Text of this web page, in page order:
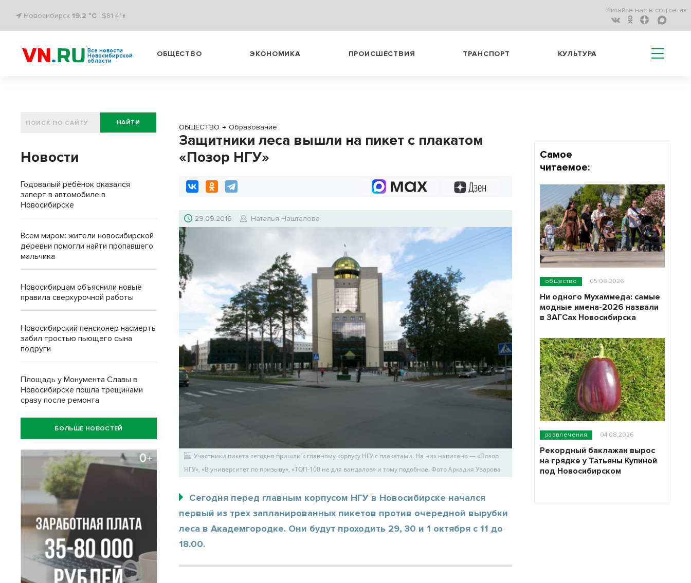
Новосибирск 19.2 °C $81.41↑
Читайте нас в соц.сетях:
Все новости
Новосибирской
области
ОБЩЕСТВО ЭКОНОМИКА ПРОИСШЕСТВИЯ ТРАНСПОРТ КУЛЬТУРА
ОБЩЕСТВО → Образование
Защитники леса вышли на пикет с плакатом
«Позор НГУ»
29.09.2016 Наталья Нашталова
Участники пикета сегодня пришли к главному корпусу НГУ с плакатами. На них написано — «Позор
НГУ», «В университет по призыву», «ТОП-100 не для вандалов» и тому подобное. Фото Аркадия Уварова
Сегодня перед главным корпусом НГУ в Новосибирске начался
первый из трех запланированных пикетов против очередной вырубки
леса в Академгородке. Они будут проходить 29, 30 и 1 октября с 11 до
18.00.
НАЙТИ
Новости
Годовалый ребёнок оказался
заперт в автомобиле в
Новосибирске
Всем миром: жители новосибирской
деревни помогли найти пропавшего
мальчика
Новосибирцам объяснили новые
правила сверхурочной работы
Новосибирский пенсионер насмерть
забил тростью пьющего сына
подруги
Площадь у Монумента Славы в
Новосибирске пошла трещинами
сразу после ремонта
БОЛЬШЕ НОВОСТЕЙ
Самое
читаемое:
общество 05.08.2026
Ни одного Мухаммеда: самые
модные имена-2026 назвали
в ЗАГСах Новосибирска
развлечения 04.08.2026
Рекордный баклажан вырос
на грядке у Татьяны Купиной
под Новосибирском